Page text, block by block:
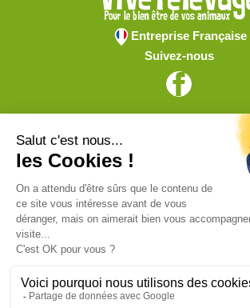
Entreprise Française
Suivez-nous
Vive l'élevage
Achat en ligne
Services
Aide & Conseils